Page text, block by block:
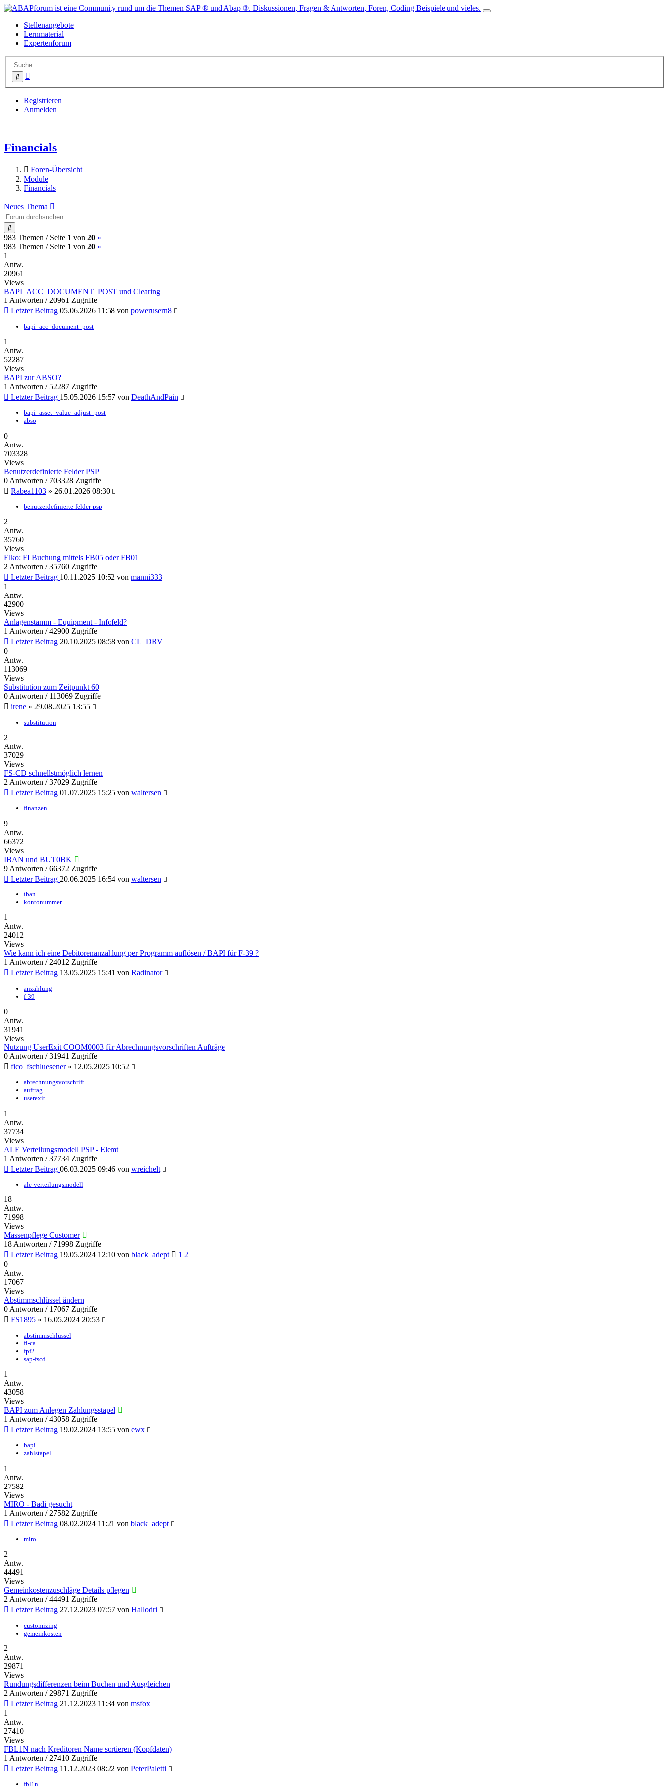
Stellenangebote
Lernmaterial
Expertenforum
Suche
Registrieren
Anmelden
Financials
Foren-Übersicht
Module
Financials
Neues Thema
Suche
983 Themen / Seite 1 von 20 (current)
»
983 Themen / Seite 1 von 20 (current)
»
1
Antw.
20961
Views
BAPI_ACC_DOCUMENT_POST und Clearing
1 Antworten / 20961 Zugriffe
Letzter Beitrag 05.06.2026 11:58 von powerusern8
bapi_acc_document_post
1
Antw.
52287
Views
BAPI zur ABSO?
1 Antworten / 52287 Zugriffe
Letzter Beitrag 15.05.2026 15:57 von DeathAndPain
bapi_asset_value_adjust_post
abso
0
Antw.
703328
Views
Benutzerdefinierte Felder PSP
0 Antworten / 703328 Zugriffe
Rabea1103 » 26.01.2026 08:30
benutzerdefinierte-felder-psp
2
Antw.
35760
Views
Elko: FI Buchung mittels FB05 oder FB01
2 Antworten / 35760 Zugriffe
Letzter Beitrag 10.11.2025 10:52 von manni333
1
Antw.
42900
Views
Anlagenstamm - Equipment - Infofeld?
1 Antworten / 42900 Zugriffe
Letzter Beitrag 20.10.2025 08:58 von CL_DRV
0
Antw.
113069
Views
Substitution zum Zeitpunkt 60
0 Antworten / 113069 Zugriffe
irene » 29.08.2025 13:55
substitution
2
Antw.
37029
Views
FS-CD schnellstmöglich lernen
2 Antworten / 37029 Zugriffe
Letzter Beitrag 01.07.2025 15:25 von waltersen
finanzen
9
Antw.
66372
Views
IBAN und BUT0BK
9 Antworten / 66372 Zugriffe
Letzter Beitrag 20.06.2025 16:54 von waltersen
iban
kontonummer
1
Antw.
24012
Views
Wie kann ich eine Debitorenanzahlung per Programm auflösen / BAPI für F-39 ?
1 Antworten / 24012 Zugriffe
Letzter Beitrag 13.05.2025 15:41 von Radinator
anzahlung
f-39
0
Antw.
31941
Views
Nutzung UserExit COOM0003 für Abrechnungsvorschriften Aufträge
0 Antworten / 31941 Zugriffe
fico_fschluesener» 12.05.2025 10:52
abrechnungsvorschrift
auftrag
userexit
1
Antw.
37734
Views
ALE Verteilungsmodell PSP - Elemt
1 Antworten / 37734 Zugriffe
Letzter Beitrag 06.03.2025 09:46 von wreichelt
ale-verteilungsmodell
18
Antw.
71998
Views
Massenpflege Customer
18 Antworten / 71998 Zugriffe
Letzter Beitrag 19.05.2024 12:10 von black_adept 1 2
0
Antw.
17067
Views
Abstimmschlüssel ändern
0 Antworten / 17067 Zugriffe
FS1895 » 16.05.2024 20:53
abstimmschlüssel
fi-ca
fpf2
sap-fscd
1
Antw.
43058
Views
BAPI zum Anlegen Zahlungsstapel
1 Antworten / 43058 Zugriffe
Letzter Beitrag 19.02.2024 13:55 von ewx
bapi
zahlstapel
1
Antw.
27582
Views
MIRO - Badi gesucht
1 Antworten / 27582 Zugriffe
Letzter Beitrag 08.02.2024 11:21 von black_adept
miro
2
Antw.
44491
Views
Gemeinkostenzuschläge Details pflegen
2 Antworten / 44491 Zugriffe
Letzter Beitrag 27.12.2023 07:57 von Hallodri
customizing
gemeinkosten
2
Antw.
29871
Views
Rundungsdifferenzen beim Buchen und Ausgleichen
2 Antworten / 29871 Zugriffe
Letzter Beitrag 21.12.2023 11:34 von msfox
1
Antw.
27410
Views
FBL1N nach Kreditoren Name sortieren (Kopfdaten)
1 Antworten / 27410 Zugriffe
Letzter Beitrag 11.12.2023 08:22 von PeterPaletti
fbl1n